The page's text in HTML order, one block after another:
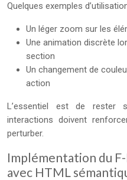
Quelques exemples
Un léger zoom sur les
Une animation discrète
section
Un changement de
action
L’essentiel est de rester
interactions doivent
perturber.
Implémentation du
avec HTML